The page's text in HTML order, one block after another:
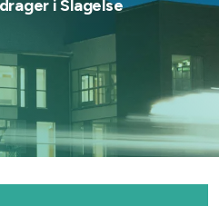
i Slagelse